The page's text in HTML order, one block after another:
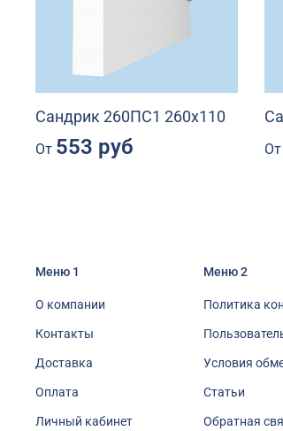
Сандрик 260ПС1 260х110
От 553 руб От
Меню 1
О компании
Контакты
Доставка
Оплата
Личный кабинет
Меню 2
Политика
Условия
Статьи
Обратная